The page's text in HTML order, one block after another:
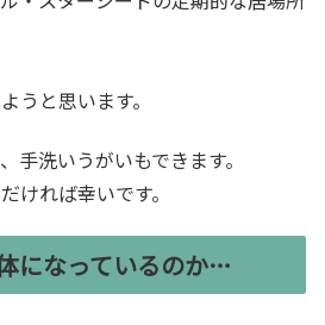
うと思います。
手洗いうがいもできます。
ければ幸いです。
になっているのか…